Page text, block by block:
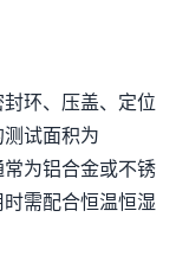
环、压盖、定位
试面积为
常为铝合金或不锈
需配合恒温恒湿